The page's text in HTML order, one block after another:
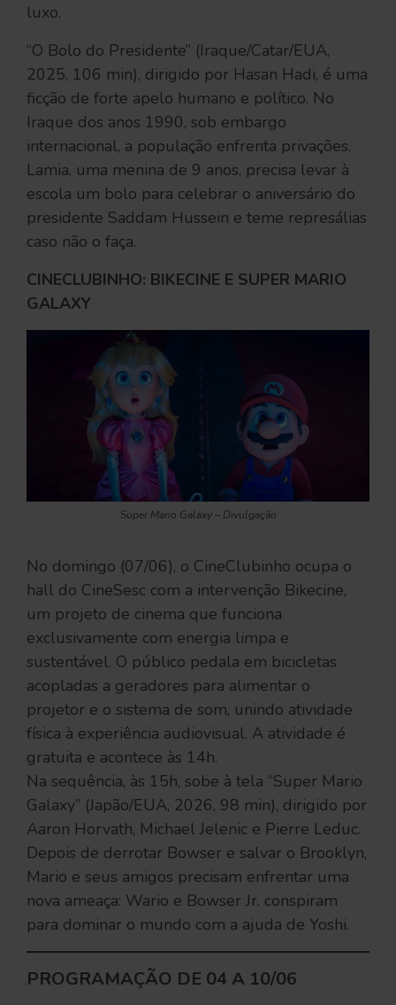
luxo.
“O Bolo do Presidente” (Iraque/Catar/EUA,
2025, 106 min), dirigido por Hasan Hadi, é uma
ficção de forte apelo humano e político. No
Iraque dos anos 1990, sob embargo
internacional, a população enfrenta privações.
Lamia, uma menina de 9 anos, precisa levar à
escola um bolo para celebrar o aniversário do
presidente Saddam Hussein e teme represálias
caso não o faça.
CINECLUBINHO: BIKECINE E SUPER MARIO
GALAXY
Super Mario Galaxy – Divulgação
No domingo (07/06), o CineClubinho ocupa o
hall do CineSesc com a intervenção Bikecine,
um projeto de cinema que funciona
exclusivamente com energia limpa e
sustentável. O público pedala em bicicletas
acopladas a geradores para alimentar o
projetor e o sistema de som, unindo atividade
física à experiência audiovisual. A atividade é
gratuita e acontece às 14h.
Na sequência, às 15h, sobe à tela “Super Mario
Galaxy” (Japão/EUA, 2026, 98 min), dirigido por
Aaron Horvath, Michael Jelenic e Pierre Leduc.
Depois de derrotar Bowser e salvar o Brooklyn,
Mario e seus amigos precisam enfrentar uma
nova ameaça: Wario e Bowser Jr. conspiram
para dominar o mundo com a ajuda de Yoshi.
PROGRAMAÇÃO DE 04 A 10/06